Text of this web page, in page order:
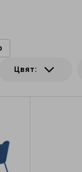
Цвят: